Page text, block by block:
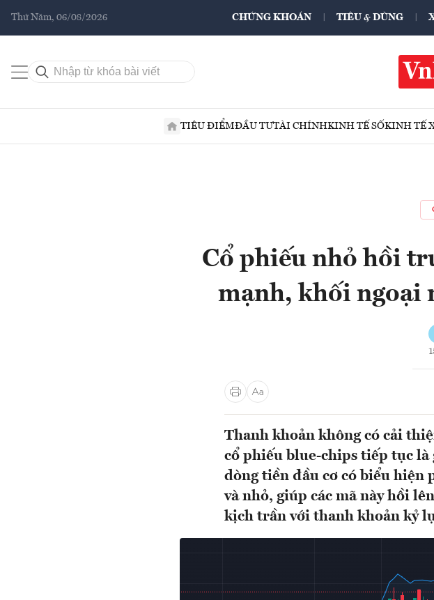
Thứ Năm, 06/08/2026 CHỨNG KHOÁN TIÊU & DÙNG
TIÊU ĐIỂMĐẦU TƯTÀI CHÍNHKINH TẾ SỐKINH TẾ
Cổ phiếu nhỏ hồi
mạnh, khối ngoại
Thanh khoản không có cải
cổ phiếu blue-chips tiếp tục là
dòng tiền đầu cơ có biểu hiện
và nhỏ, giúp các mã này hồi
kịch trần với thanh khoản kỷ